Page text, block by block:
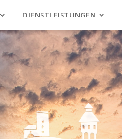
DIENSTLEISTUNGEN